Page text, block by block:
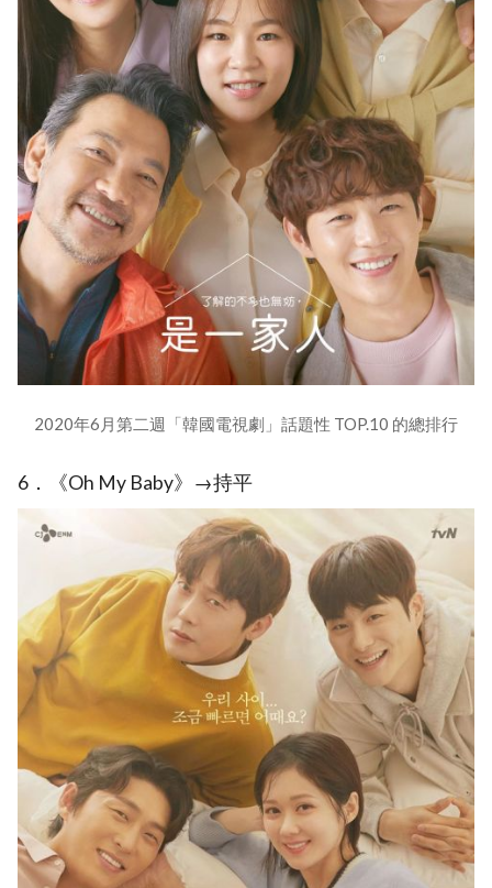
2020年6月第二週「韓國電視劇」話題性 TOP.10 的總排行
6．《Oh My Baby》→持平